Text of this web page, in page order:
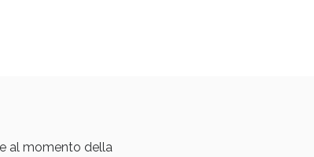
al momento della